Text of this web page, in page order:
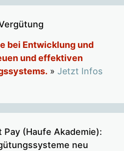
bei Entwicklung und
und effektiven
» Jetzt Infos
Pay (Haufe Akademie):
neu